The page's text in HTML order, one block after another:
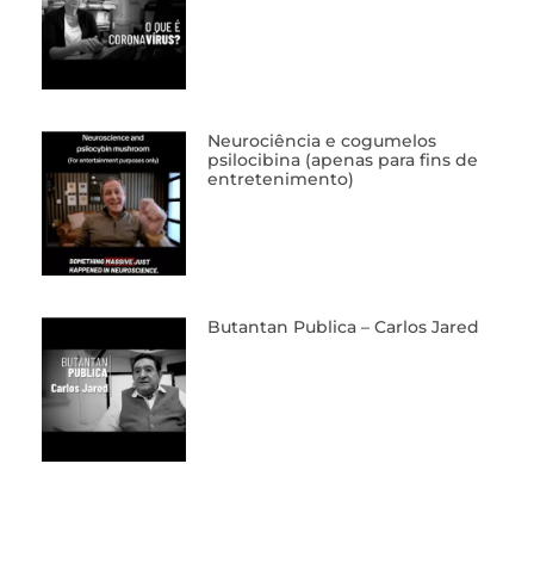
Neurociência e cogumelos
psilocibina (apenas para fins de
entretenimento)
Butantan Publica – Carlos Jared